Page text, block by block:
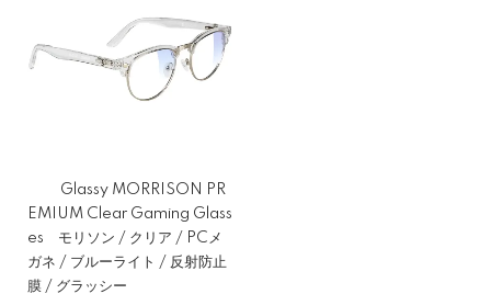
Glassy MORRISON PR
EMIUM Clear Gaming Glass
es モリソン / クリア / PCメ
ガネ / ブルーライト / 反射防止
膜 / グラッシー